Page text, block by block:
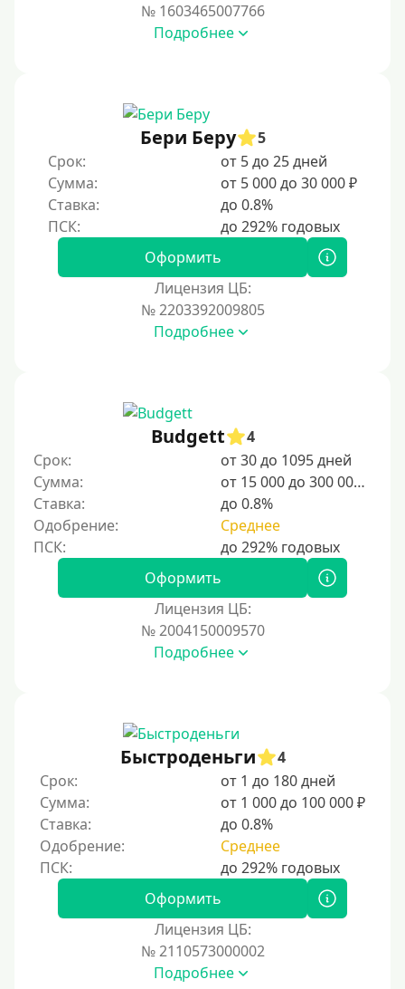
№ 1603465007766
Подробнее
Бери Беру
5
Срок:
от 5 до 25 дней
Сумма:
от 5 000 до 30 000 ₽
Ставка:
до 0.8%
Оформить
Лицензия ЦБ:
№ 2203392009805
Подробнее
Budgett
4
Срок:
от 30 до 1095 дней
Сумма:
от 15 000 до 300 000 ₽
Ставка:
до 0.8%
Одобрение:
Среднее
Оформить
Лицензия ЦБ:
№ 2004150009570
Подробнее
Быстроденьги
4
Срок:
от 1 до 180 дней
Сумма:
от 1 000 до 100 000 ₽
Ставка:
до 0.8%
Одобрение:
Среднее
Оформить
Лицензия ЦБ:
№ 2110573000002
Подробнее